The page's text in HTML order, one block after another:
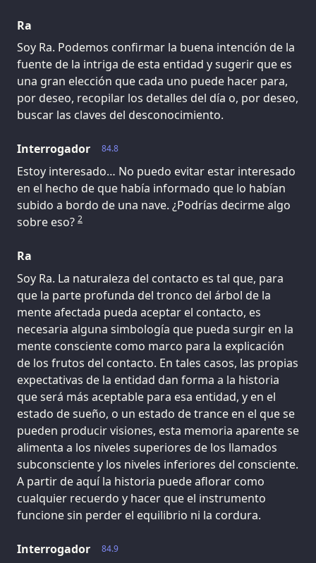
Ra
Soy Ra. Podemos confirmar la buena intención de la
fuente de la intriga de esta entidad y sugerir que es
una gran elección que cada uno puede hacer para,
por deseo, recopilar los detalles del día o, por deseo,
buscar las claves del desconocimiento.
84.8
Interrogador
Estoy interesado… No puedo evitar estar interesado
en el hecho de que había informado que lo habían
subido a bordo de una nave. ¿Podrías decirme algo
sobre eso? 2
Ra
Soy Ra. La naturaleza del contacto es tal que, para
que la parte profunda del tronco del árbol de la
mente afectada pueda aceptar el contacto, es
necesaria alguna simbología que pueda surgir en la
mente consciente como marco para la explicación
de los frutos del contacto. En tales casos, las propias
expectativas de la entidad dan forma a la historia
que será más aceptable para esa entidad, y en el
estado de sueño, o un estado de trance en el que se
pueden producir visiones, esta memoria aparente se
alimenta a los niveles superiores de los llamados
subconsciente y los niveles inferiores del consciente.
A partir de aquí la historia puede aflorar como
cualquier recuerdo y hacer que el instrumento
funcione sin perder el equilibrio ni la cordura.
84.9
Interrogador